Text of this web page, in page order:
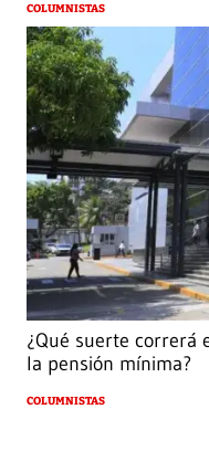
COLUMNISTAS
¿Qué suerte correrá
la pensión mínima?
COLUMNISTAS